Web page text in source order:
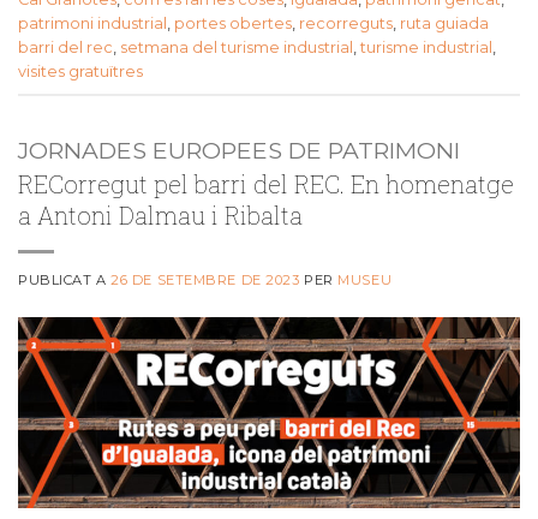
patrimoni industrial , portes obertes, recorreguts, ruta guiada
barri del rec, setmana del turisme industrial , turisme industrial ,
visites gratuïtres
JORNADES EUROPEES DE PATRIMONI
RECorregut pel barri del REC. En homenatge
a Antoni Dalmau i Ribalta
PUBLICAT A26 DE SETEMBRE DE 2023 PER MUSEU